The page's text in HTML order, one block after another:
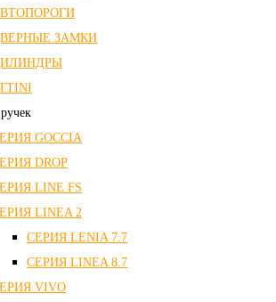
ЗАМКИ
GOCCIA
DROP
LINE FS
LINEA 2
СЕРИЯ LENIA 7.7
СЕРИЯ LINEA 8.7
VIVO